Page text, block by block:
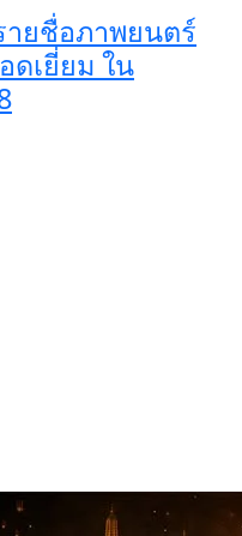
ยชื่อภาพยนตร์
ดเยี่ยม ใน